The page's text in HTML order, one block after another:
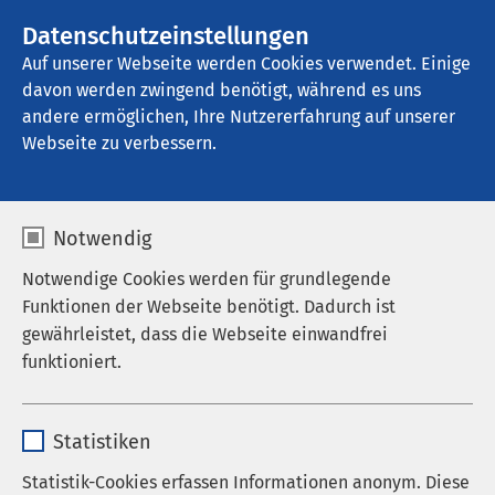
Datenschutzeinstellungen
Auf unserer Webseite werden Cookies verwendet. Einige
davon werden zwingend benötigt, während es uns
andere ermöglichen, Ihre Nutzererfahrung auf unserer
Webseite zu verbessern.
Notwendig
Notwendige Cookies werden für grundlegende
Funktionen der Webseite benötigt. Dadurch ist
gewährleistet, dass die Webseite einwandfrei
funktioniert.
Anbieter sgalinski
Statistiken
Statistik-Cookies erfassen Informationen anonym. Diese
AMEOS Klinikum für Forensische
Psychiatrie und Psychotherapie Neustadt
Nachrichten
Datum von: Datum bis: